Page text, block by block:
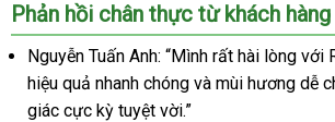
Phản hồi chân thực từ khách
Nguyễn Tuấn Anh: “Mình rất hài lòng với
hiệu quả nhanh chóng và mùi hương dễ
giác cực kỳ tuyệt vời.”